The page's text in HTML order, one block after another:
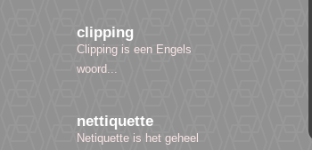
clipping
Clipping is een Engels
woord...
nettiquette
Netiquette is het geheel